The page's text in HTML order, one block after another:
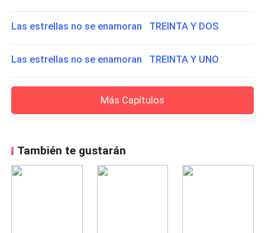
Las estrellas no se enamoran TREINTA Y DOS
Las estrellas no se enamoran TREINTA Y UNO
Más Capítulos
También te gustarán